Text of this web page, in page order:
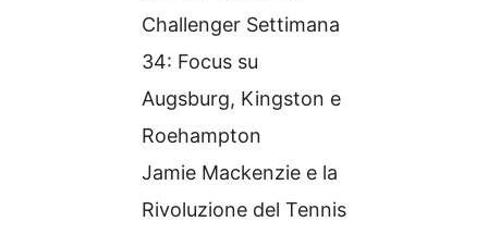
Challenger Settimana
34: Focus su
Augsburg, Kingston e
Roehampton
Jamie Mackenzie e la
Rivoluzione del Tennis